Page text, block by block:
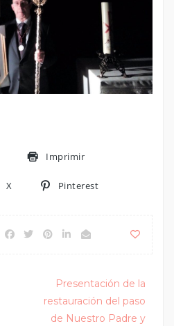
Imprimir
X Pinterest
Presentación de la
restauración del paso
de Nuestro Padre y